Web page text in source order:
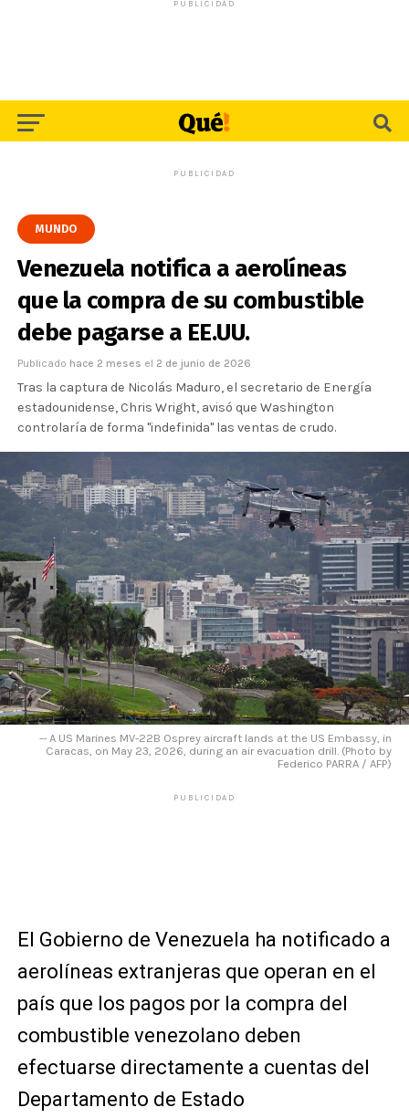
PUBLICIDAD
PUBLICIDAD
MUNDO
Venezuela notifica a aerolíneas
que la compra de su combustible
debe pagarse a EE.UU.
Publicado hace 2 meses el 2 de junio de 2026
Tras la captura de Nicolás Maduro, el secretario de Energía
estadounidense, Chris Wright, avisó que Washington
controlaría de forma "indefinida" las ventas de crudo.
-- A US Marines MV-22B Osprey aircraft lands at the US Embassy, in
Caracas, on May 23, 2026, during an air evacuation drill. (Photo by
Federico PARRA / AFP)
PUBLICIDAD
El Gobierno de Venezuela ha notificado a
aerolíneas extranjeras que operan en el
país que los pagos por la compra del
combustible venezolano deben
efectuarse directamente a cuentas del
Departamento de Estado